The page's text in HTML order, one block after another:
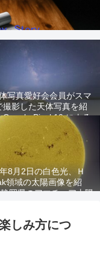
写真愛好会会員がスマ
撮影した天体写真を紹
Pixel 10 による
星景写真-
8月2日の白色光、Ｈ
領域の太陽画像を紹
岡県のアマチュア太陽
しみ方につ